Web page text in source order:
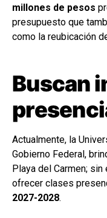
millones de pesos
presupuesto que
como la reubicación
Buscan
Actualmente, la
Gobierno Federal,
Playa del Carmen;
ofrecer clases
2027-2028.